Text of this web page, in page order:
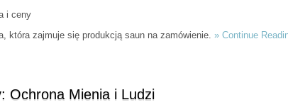
i ceny
która zajmuje się produkcją saun na zamówienie. » Continue
Ochrona Mienia i Ludzi